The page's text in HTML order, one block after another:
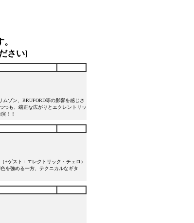
さい]
ゾン、BRUFORD等の影響を感じさ
つも、端正な広がりとエクレントリッ
！！
+ゲスト：エレクトリック・チェロ）
を強める一方、テクニカルなギタ